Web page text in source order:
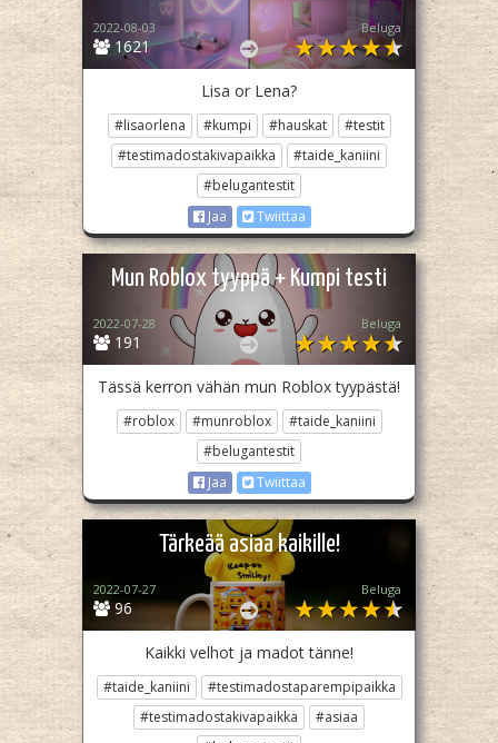
1621
2022-08-03 Beluga
Lisa or Lena?
#lisaorlena #kumpi #hauskat
#testit
#testimadostakivapaikka
#taide_kaniini
#belugantestit
Jaa
Twiittaa
Mun Roblox tyyppä + Kumpi testi
191
2022-07-28 Beluga
Tässä kerron vähän mun Roblox tyypästä!
#roblox #munroblox
#taide_kaniini
#belugantestit
Jaa
Twiittaa
Tärkeää asiaa kaikille!
96
2022-07-27 Beluga
Kaikki velhot ja madot tänne!
#taide_kaniini
#testimadostaparempipaikka
#testimadostakivapaikka
#asiaa